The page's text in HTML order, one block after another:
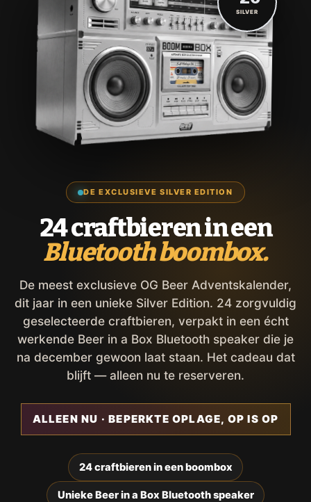
DE EXCLUSIEVE SILVER EDITION
24 craftbieren in een
Bluetooth boombox.
De meest exclusieve OG Beer Adventskalender,
dit jaar in een unieke Silver Edition. 24 zorgvuldig
geselecteerde craftbieren, verpakt in een écht
werkende Beer in a Box Bluetooth speaker die je
na december gewoon laat staan. Het cadeau dat
blijft — alleen nu te reserveren.
ALLEEN NU · BEPERKTE OPLAGE, OP IS OP
24 craftbieren in een boombox
Unieke Beer in a Box Bluetooth speaker
SILVER